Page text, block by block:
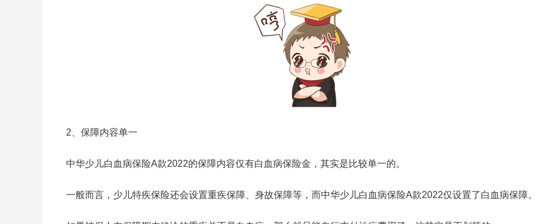
2、保障内容单一
中华少儿白血病保险A款2022的保障内容仅有白血病保险金，其实是比较单一的。
一般而言，少儿特疾保险还会设置重疾保障、身故保障等，而中华少儿白血病保险A款2022仅设置了白血病保障。